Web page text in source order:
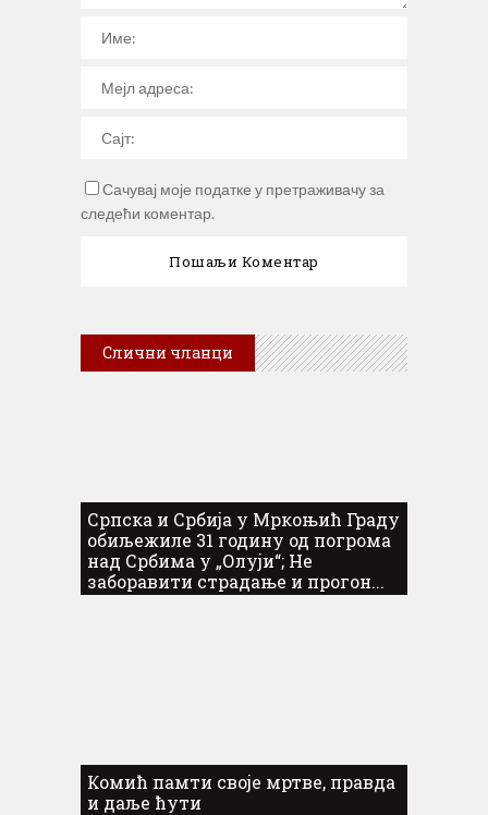
Сачувај моје податке у претраживачу за
следећи коментар.
Слични чланци
Српска и Србија у Мркоњић Граду
обиљежиле 31 годину од погрома
над Србима у „Олуји“; Не
заборавити страдање и прогон...
Комић памти своје мртве, правда
и даље ћути